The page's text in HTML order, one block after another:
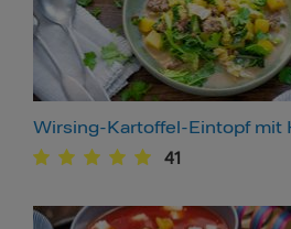
Wirsing-Kartoffel-Eintopf mit
41